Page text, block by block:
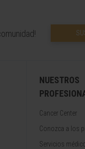
NUESTROS
Cancer Center
Conozca a los
Servicios